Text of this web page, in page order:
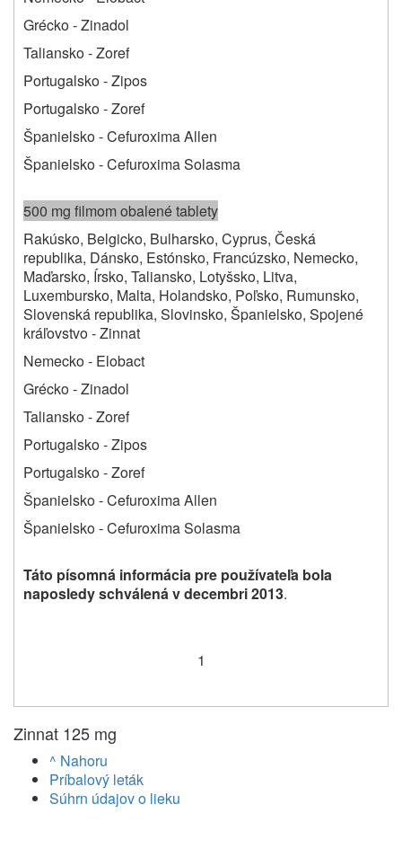
Grécko ‑ Zinadol
Taliansko ‑ Zoref
Portugalsko ‑ Zipos
Portugalsko ‑ Zoref
Španielsko - Cefuroxima Allen
Španielsko - Cefuroxima Solasma
500 mg filmom obalené tablety
Rakúsko, Belgicko, Bulharsko, Cyprus, Česká
republika, Dánsko, Estónsko, Francúzsko, Nemecko,
Maďarsko, Írsko, Taliansko, Lotyšsko, Litva,
Luxembursko, Malta, Holandsko, Poľsko, Rumunsko,
Slovenská republika, Slovinsko, Španielsko, Spojené
kráľovstvo ‑ Zinnat
Nemecko ‑ Elobact
Grécko ‑ Zinadol
Taliansko ‑ Zoref
Portugalsko ‑ Zipos
Portugalsko ‑ Zoref
Španielsko - Cefuroxima Allen
Španielsko - Cefuroxima Solasma
Táto písomná informácia pre používateľa bola
naposledy schválená v decembri 2013.
1
Zinnat 125 mg
^ Nahoru
Príbalový leták
Súhrn údajov o lieku